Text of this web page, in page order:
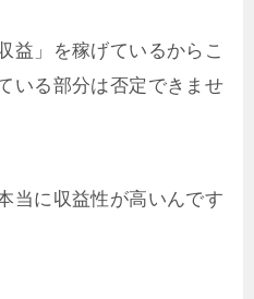
益」を稼げているからこ
いる部分は否定できませ
当に収益性が高いんです